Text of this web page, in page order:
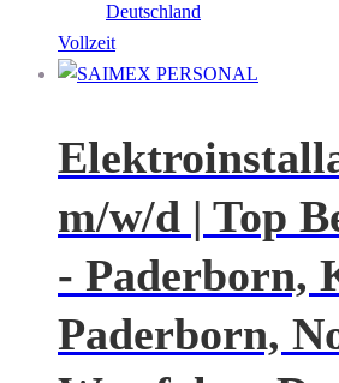
Deutschland
Vollzeit
m/w/d | Top
- Paderborn,
Paderborn,